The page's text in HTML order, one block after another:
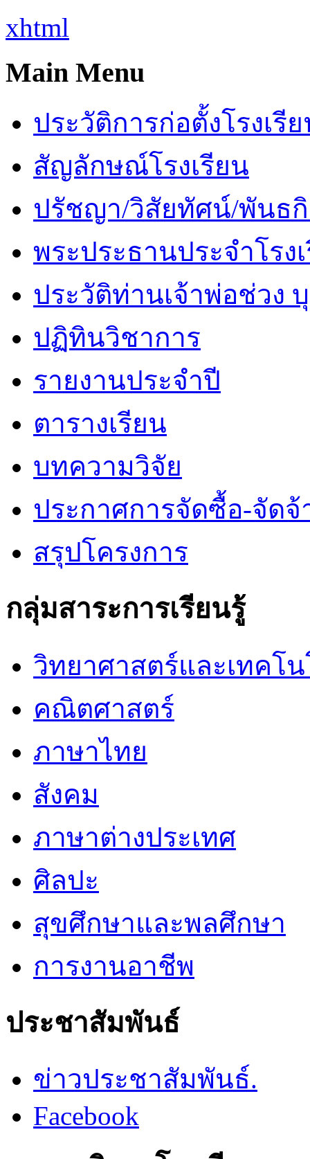
xhtml
Main Menu
ประวัติการก่อตั้งโรงเรี
สัญลักษณ์โรงเรียน
ปรัชญา/วิสัยทัศน์/พันธ
พระประธานประจำโรง
ประวัติท่านเจ้าพ่อช่วง
ปฏิทินวิชาการ
รายงานประจำปี
ตารางเรียน
บทความวิจัย
ประกาศการจัดซื้อ-จัดจ้
สรุปโครงการ
กลุ่มสาระการเรียนรู้
วิทยาศาสตร์และเทคโ
คณิตศาสตร์
ภาษาไทย
สังคม
ภาษาต่างประเทศ
ศิลปะ
สุขศึกษาและพลศึกษา
การงานอาชีพ
ประชาสัมพันธ์
ข่าวประชาสัมพันธ์.
Facebook